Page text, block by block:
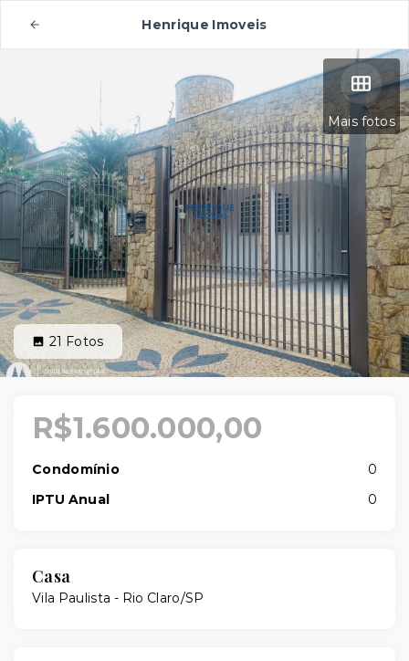
Henrique Imoveis
Mais fotos
21 Fotos
R$1.600.000,00
Condomínio
0
IPTU Anual
0
Casa
Vila Paulista - Rio Claro/SP